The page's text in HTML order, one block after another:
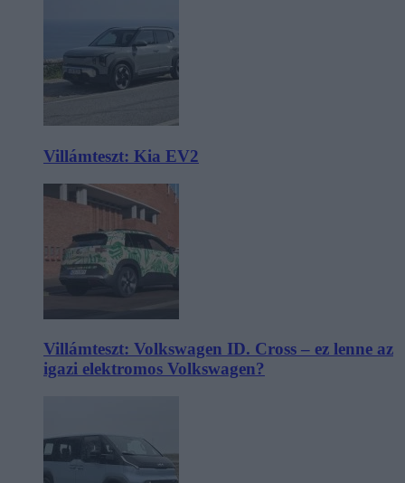
Villámteszt: Kia EV2
Villámteszt: Volkswagen ID. Cross – ez lenne az
igazi elektromos Volkswagen?